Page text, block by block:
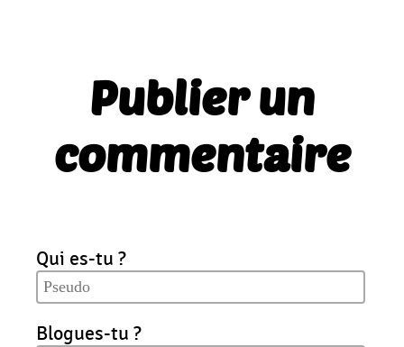
Publier un
commentaire
Qui es-tu ?
Blogues-tu ?